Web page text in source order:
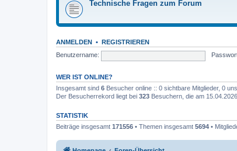
Technische Fragen zum Forum
ANMELDEN • REGISTRIEREN
Benutzername:
WER IST ONLINE?
Insgesamt sind 6 Besucher online :: 0 sichtbare Mitglieder, 0
Der Besucherrekord liegt bei 323 Besuchern, die am
STATISTIK
Beiträge insgesamt 171556 • Themen insgesamt 5694 •